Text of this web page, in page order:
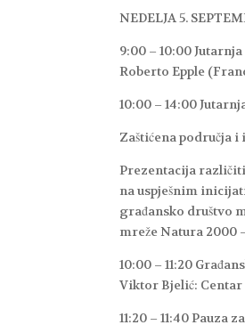
NEDELJA 5.
9:00 – 10:00
Roberto Epple
10:00 – 14:00
Zaštićena područja
Prezentacija
na uspješnim
građansko društvo
mreže Natura 2000
10:00 – 11:20
Viktor Bjelić:
11:20 – 11:40 Pauza